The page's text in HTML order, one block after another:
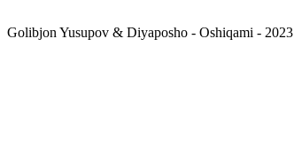
Golibjon Yusupov & Diyaposho - Oshiqami - 2023